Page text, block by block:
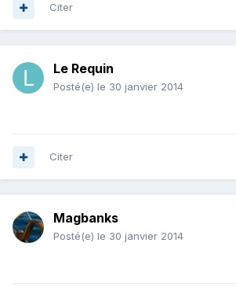
Citer
Le Requin
Posté(e) le 30 janvier 2014
Citer
Magbanks
Posté(e) le 30 janvier 2014